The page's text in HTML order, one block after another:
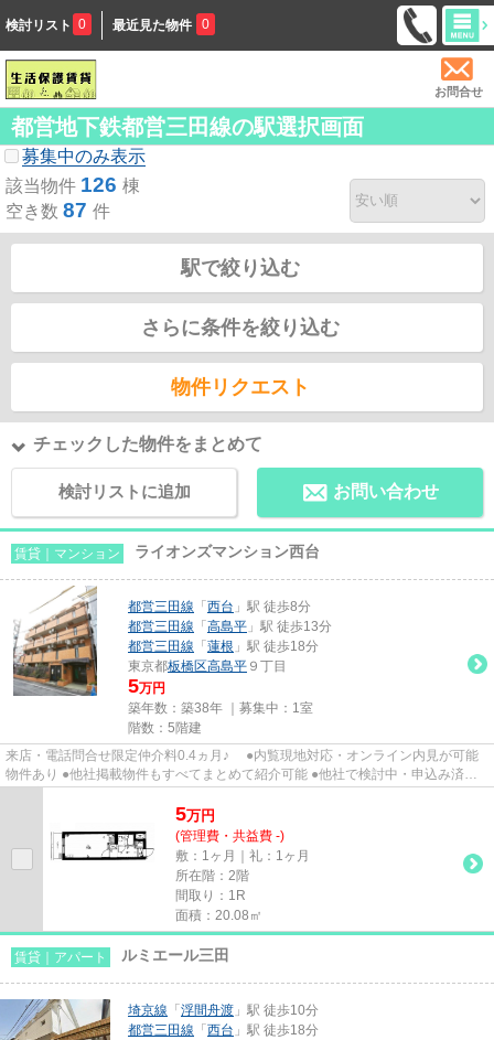
検討リスト 0 最近見た物件 0
お問合せ
都営地下鉄都営三田線の駅選択画面
募集中のみ表示
該当物件 126 棟
空き数 87 件
駅で絞り込む
さらに条件を絞り込む
物件リクエスト
チェックした物件をまとめて
検討リストに追加 お問い合わせ
賃貸｜マンション ライオンズマンション西台
都営三田線 「 西台 」駅 徒歩8分
都営三田線 「 高島平 」駅 徒歩13分
都営三田線 「 蓮根 」駅 徒歩18分
東京都板橋区高島平 ９丁目
5万円
築年数：築38年 ｜募集中： 1室
階数：5階建
来店・電話問合せ限定仲介料0.4ヵ月♪ ●内覧現地対応・オンライン内見が可能
物件あり ●他社掲載物件もすべてまとめて紹介可能 ●他社で検討中・申込み済み
5万円
(管理費・共益費 -)
敷：1ヶ月｜礼：1ヶ月
所在階：2階
間取り：1R
面積：20.08㎡
賃貸｜アパート ルミエール三田
埼京線 「 浮間舟渡 」駅 徒歩10分
都営三田線 「 西台 」駅 徒歩18分